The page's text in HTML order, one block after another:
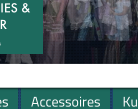
Accessoires